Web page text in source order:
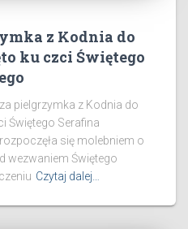
z Kodnia do
ku czci Świętego
pielgrzymka z Kodnia do
Świętego Serafina
się molebniem o
wezwaniem Świętego
Czytaj dalej…